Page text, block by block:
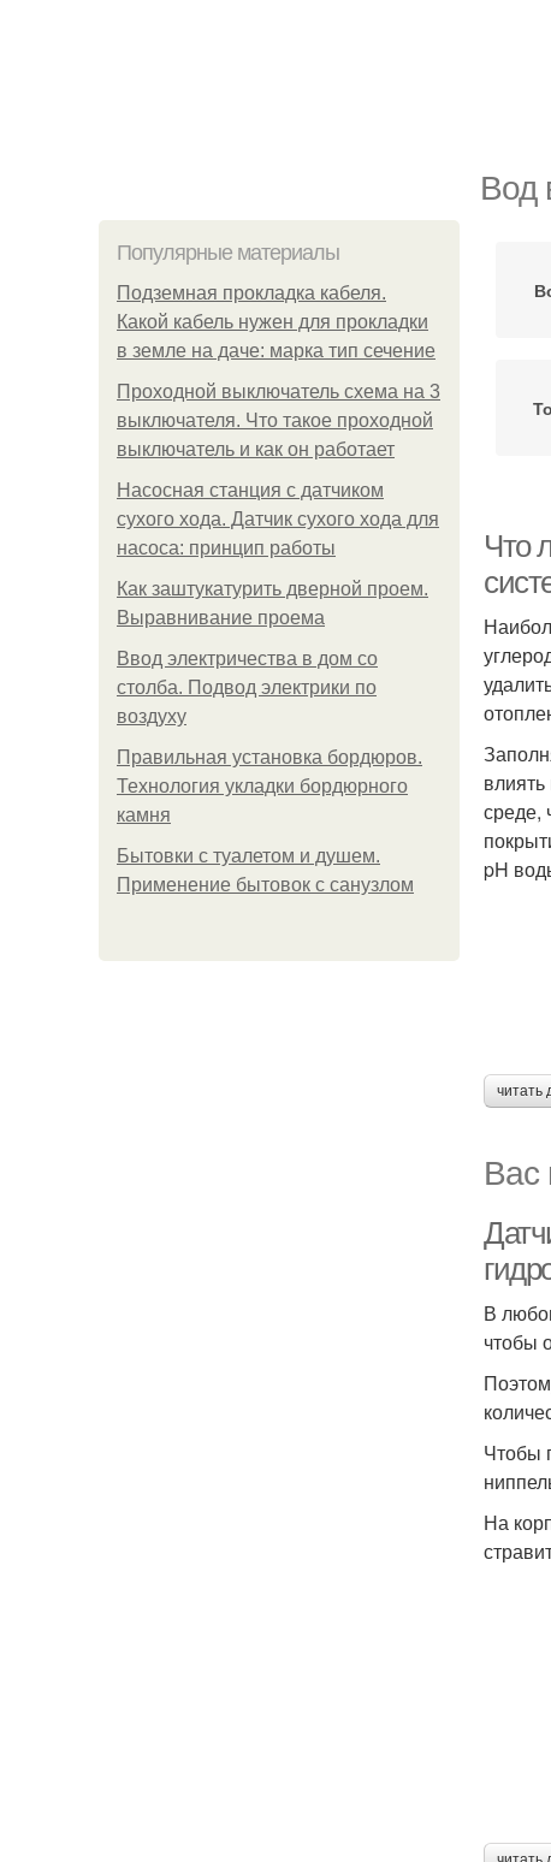
Вод
Популярные материалы
Подземная прокладка кабеля.
Какой кабель нужен для прокладки
в земле на даче: марка тип сечение
Проходной выключатель схема на 3
выключателя. Что такое проходной
выключатель и как он работает
Насосная станция с датчиком
сухого хода. Датчик сухого хода для
насоса: принцип работы
Как заштукатурить дверной проем.
Выравнивание проема
Ввод электричества в дом со
столба. Подвод электрики по
воздуху
Правильная установка бордюров.
Технология укладки бордюрного
камня
Бытовки с туалетом и душем.
Применение бытовок с санузлом
Что
среде,
pH
читать
Вас
В
чтобы
Чтобы
На